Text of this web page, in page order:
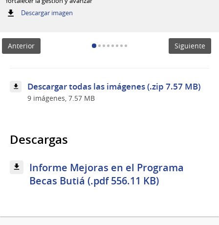
Descargar imagen:
incorpora
acceso,
fortalecer
Anterior Siguiente
Descargar todas las imágenes (.zip 7.57 MB)
9 imágenes, 7.57 MB
Descargas
Informe Mejoras en el Programa
Becas Butiá (.pdf 556.11 KB)